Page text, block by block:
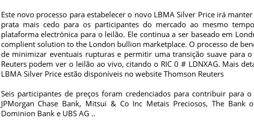
Este novo processo para estabelecer o novo LBMA Silver Price irá
prata mais cedo para os participantes do mercado ao mesmo
plataforma electrónica para o leilão. Ele continua a ser baseado em
complient solution to the London bullion marketplace. O processo de
de minimizar eventuais rupturas e permitir uma transição suave para
Reuters podem ver o leilão ao vivo, citando o RIC 0 # LDNXAG. Mais
LBMA Silver Price estão disponíveis no website Thomson Reuters
Seis participantes de preços foram credenciados para contribuir para
JPMorgan Chase Bank, Mitsui & Co Inc Metais Preciosos, The Bank
Dominion Bank e UBS AG ..